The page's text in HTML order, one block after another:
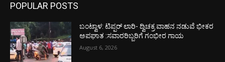
POPULAR POSTS
ಬಂಟ್ವಾಳ: ಟಿಪ್ಪರ್ ಲಾರಿ- ದ್ವಿಚಕ್ರ ವಾಹನ ನಡುವೆ ಭೀಕರ
ಅಪಘಾತ :ಸವಾರರಿಬ್ಬರಿಗೆ ಗಂಭೀರ ಗಾಯ
August 6, 2026